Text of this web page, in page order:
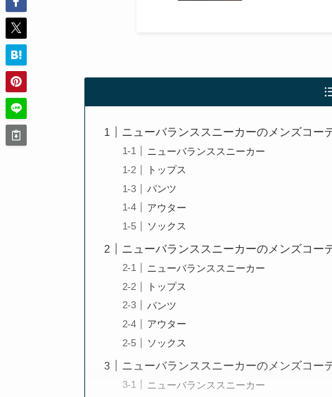
ニューバランススニーカーのメンズコー
ニューバランススニーカー
トップス
パンツ
アウター
ソックス
ニューバランススニーカーのメンズコー
ニューバランススニーカー
トップス
パンツ
アウター
ソックス
ニューバランススニーカーのメンズコー
ニューバランススニーカー